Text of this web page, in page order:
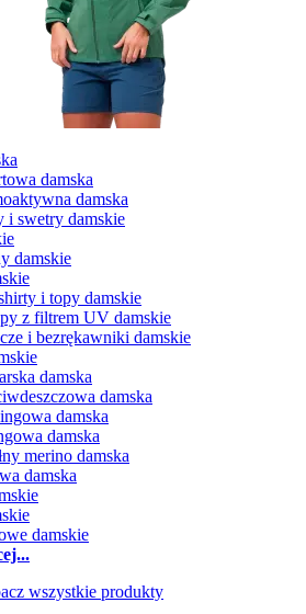
damska
damska
i swetry damskie
damskie
i topy damskie
z filtrem UV damskie
i bezrękawniki damskie
damska
damska
damska
damska
merino damska
damska
damskie